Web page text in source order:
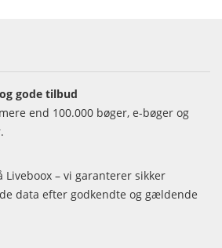
gode tilbud
end 100.000 bøger, e-bøger og
– vi garanterer sikker
data efter godkendte og gældende